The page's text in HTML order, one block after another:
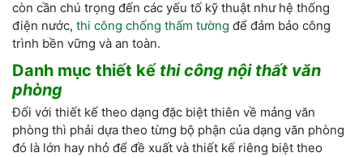
còn cần chú trọng đến các yếu tố kỹ thuật như hệ thống
điện nước, thi công chống thấm tường để đảm bảo công
trình bền vững và an toàn.
Danh mục thiết kế thi công nội thất văn
phòng
Đối với thiết kế theo dạng đặc biệt thiên về mảng văn
phòng thì phải dựa theo từng bộ phận của dạng văn phòng
đó là lớn hay nhỏ để đề xuất và thiết kế riêng biệt theo